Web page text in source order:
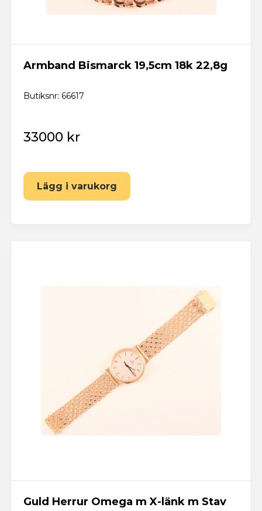
Armband Bismarck 19,5cm 18k 22,8g
Butiksnr: 66617
33000 kr
Lägg i varukorg
Guld Herrur Omega m X-länk m Stav